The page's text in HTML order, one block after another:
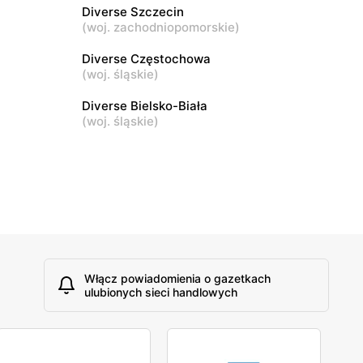
Opinogóra Górna, ul. Władysławowo 65
Diverse
Ostrów Mazowiecka, ul. Ludwika
Diverse Szczecin
(woj. zachodniopomorskie)
Diverse Częstochowa
(woj. śląskie)
Diverse Bielsko-Biała
(woj. śląskie)
Włącz powiadomienia o gazetkach
ulubionych sieci handlowych